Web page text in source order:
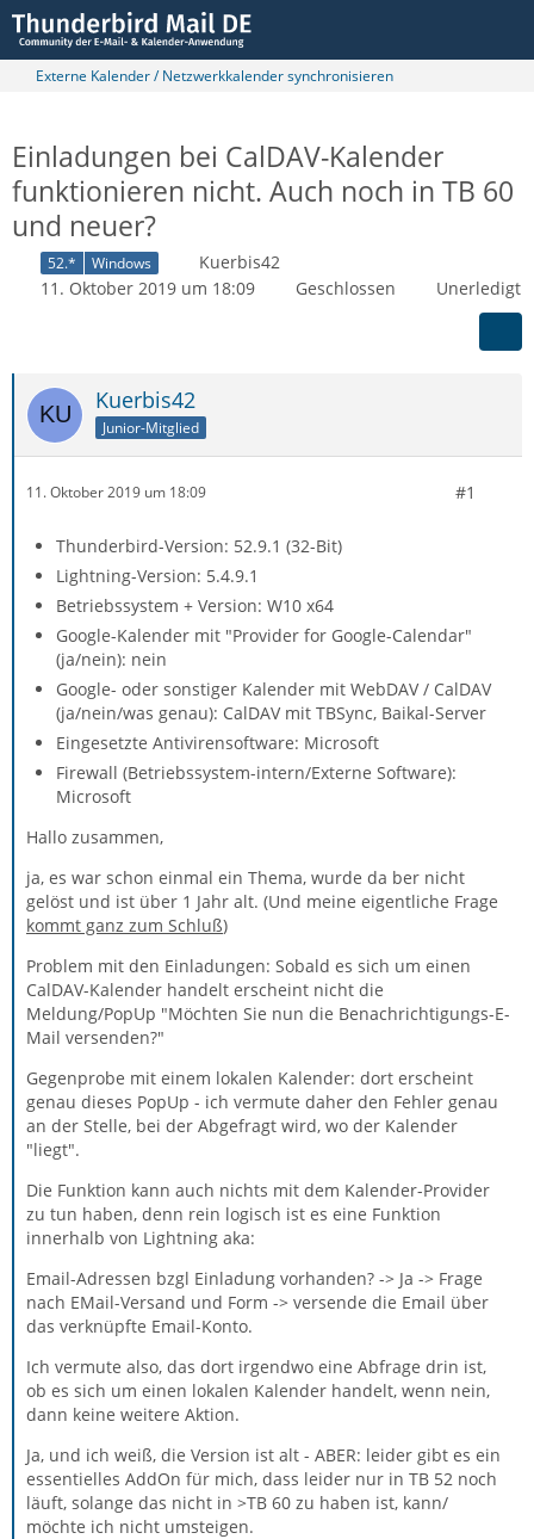
Externe Kalender / Netzwerkkalender synchronisieren
Einladungen bei CalDAV-Kalender
funktionieren nicht. Auch noch in TB 60
und neuer?
52.* Windows
Kuerbis42
11. Oktober 2019 um 18:09
Geschlossen Unerledigt
Kuerbis42
Junior-Mitglied
11. Oktober 2019 um 18:09 #1
Thunderbird-Version: 52.9.1 (32-Bit)
Lightning-Version: 5.4.9.1
Betriebssystem + Version: W10 x64
Google-Kalender mit "Provider for Google-Calendar"
(ja/nein): nein
Google- oder sonstiger Kalender mit WebDAV / CalDAV
(ja/nein/was genau): CalDAV mit TBSync, Baikal-Server
Eingesetzte Antivirensoftware: Microsoft
Firewall (Betriebssystem-intern/Externe Software):
Microsoft
Hallo zusammen,
ja, es war schon einmal ein Thema, wurde da ber nicht
gelöst und ist über 1 Jahr alt. (Und meine eigentliche Frage
kommt ganz zum Schluß)
Problem mit den Einladungen: Sobald es sich um einen
CalDAV-Kalender handelt erscheint nicht die
Meldung/PopUp "Möchten Sie nun die Benachrichtigungs-E-
Mail versenden?"
Gegenprobe mit einem lokalen Kalender: dort erscheint
genau dieses PopUp - ich vermute daher den Fehler genau
an der Stelle, bei der Abgefragt wird, wo der Kalender
"liegt".
Die Funktion kann auch nichts mit dem Kalender-Provider
zu tun haben, denn rein logisch ist es eine Funktion
innerhalb von Lightning aka:
Email-Adressen bzgl Einladung vorhanden? -> Ja -> Frage
nach EMail-Versand und Form -> versende die Email über
das verknüpfte Email-Konto.
Ich vermute also, das dort irgendwo eine Abfrage drin ist,
ob es sich um einen lokalen Kalender handelt, wenn nein,
dann keine weitere Aktion.
Ja, und ich weiß, die Version ist alt - ABER: leider gibt es ein
essentielles AddOn für mich, dass leider nur in TB 52 noch
läuft, solange das nicht in >TB 60 zu haben ist, kann/
möchte ich nicht umsteigen.